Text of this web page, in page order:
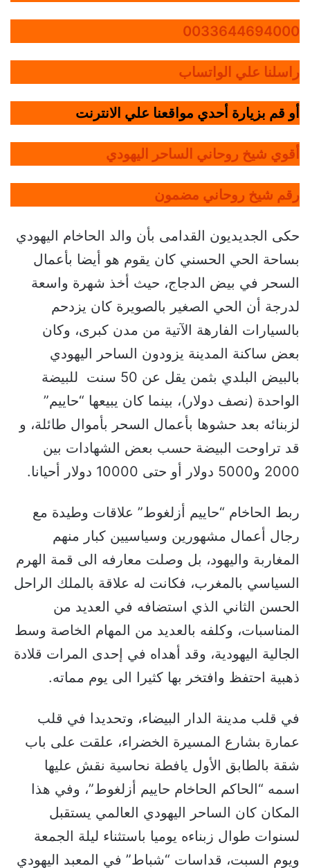
0033644694000
راسلنا علي الواتساب
أو قم بزيارة أحدي مواقعنا علي الانترنت
أقوي شيخ روحاني الساحر اليهودي
رقم شيخ روحاني مضمون
حكى الجديديون القدامى بأن والد الحاخام اليهودي
بساحة الحي الحسني كان يقوم هو أيضا بأعمال
السحر في بيض الدجاج، حيث أخذ شهرة واسعة
لدرجة أن الحي الصغير بالصويرة كان يزدحم
بالسيارات الفارهة الآتية من مدن كبرى، وكان
بعض ساكنة المدينة يزودون الساحر اليهودي
بالبيض البلدي بثمن يقل عن 50 سنت للبيضة
الواحدة (نصف دولار)، بينما كان يبيعها “حاييم”
لزبنائه بعد حشوها بأعمال السحر بأموال طائلة، و
قد تراوحت البيضة حسب بعض الشهادات بين
2000 و5000 دولار أو حتى 10000 دولار أحيانا.
ربط الحاخام “حاييم أزلغوط” علاقات وطيدة مع
رجال أعمال مشهورين وسياسيين كبار منهم
المغاربة واليهود، بل وصلت معارفه الى قمة الهرم
السياسي بالمغرب، فكانت له علاقة بالملك الراحل
الحسن الثاني الذي استضافه في العديد من
المناسبات، وكلفه بالعديد من المهام الخاصة وسط
الجالية اليهودية، وقد أهداه في إحدى المرات قلادة
ذهبية احتفظ وافتخر بها كثيرا الى يوم مماته.
في قلب مدينة الدار البيضاء، وتحديدا في قلب
عمارة بشارع المسيرة الخضراء، علقت على باب
شقة بالطابق الأول يافطة نحاسية نقش عليها
اسمه “الحاكم الحاخام حاييم أزلغوط”، وفي هذا
المكان كان الساحر اليهودي العالمي يستقبل
لسنوات طوال زبناءه يوميا باستثناء ليلة الجمعة
ويوم السبت، قداسات “شباط” في المعبد اليهودي